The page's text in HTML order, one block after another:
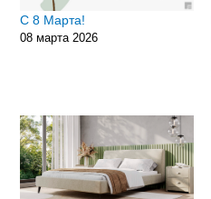
С 8 Марта!
08 марта 2026